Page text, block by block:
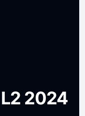
2024